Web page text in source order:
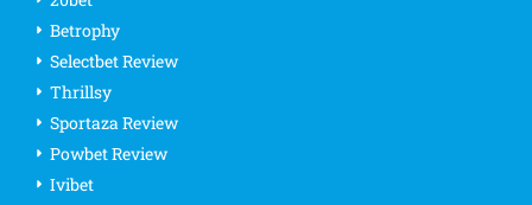
Betrophy
Selectbet Review
Thrillsy
Sportaza Review
Powbet Review
Ivibet